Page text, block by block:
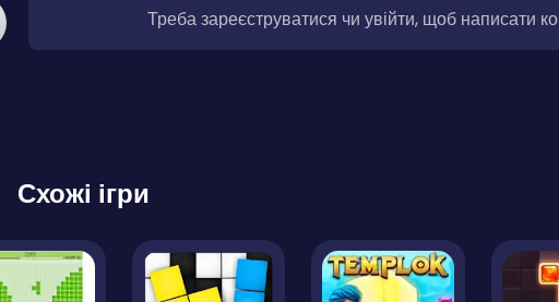
Треба зареєструватися чи увійти, щоб написати
Схожі ігри